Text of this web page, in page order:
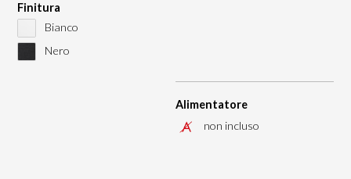
Finitura
Bianco
Nero
Alimentatore
non incluso